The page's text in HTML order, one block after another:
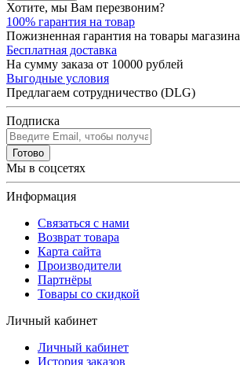
Хотите, мы Вам перезвоним?
100% гарантия на товар
Пожизненная гарантия на товары магазина
Бесплатная доставка
На сумму заказа от 10000 рублей
Выгодные условия
Предлагаем сотрудничество (DLG)
Подписка
Готово
Мы в соцсетях
Информация
Связаться с нами
Возврат товара
Карта сайта
Производители
Партнёры
Товары со скидкой
Личный кабинет
Личный кабинет
История заказов